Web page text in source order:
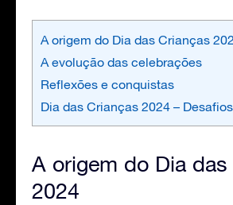
A origem do Dia das Crianças
A evolução das celebrações
Reflexões e conquistas
Dia das Crianças 2024 –
A origem do Dia das
2024